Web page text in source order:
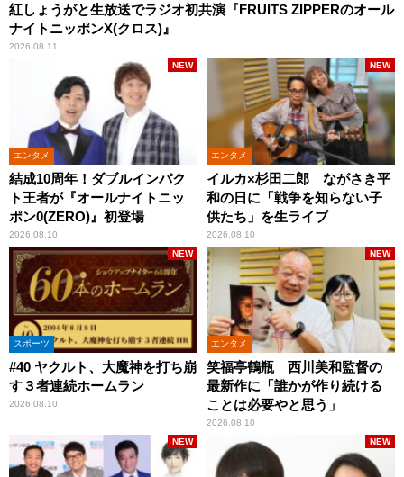
紅しょうがと生放送でラジオ初共演『FRUITS ZIPPERのオール
ナイトニッポンX(クロス)』
2026.08.11
エンタメ
結成10周年！ダブルインパク
ト王者が『オールナイトニッ
ポン0(ZERO)』初登場
2026.08.10
NEW
エンタメ
イルカ×杉田二郎 ながさき平
和の日に「戦争を知らない子
供たち」を生ライブ
2026.08.10
NEW
スポーツ
#40 ヤクルト、大魔神を打ち崩
す３者連続ホームラン
2026.08.10
NEW
エンタメ
笑福亭鶴瓶 西川美和監督の
最新作に「誰かが作り続ける
ことは必要やと思う」
2026.08.10
NEW
NEW NEW